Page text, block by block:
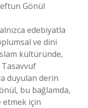
Gönül
edebiyatla
ve dini
kültüründe,
duyulan derin
bu bağlamda,
etmek için